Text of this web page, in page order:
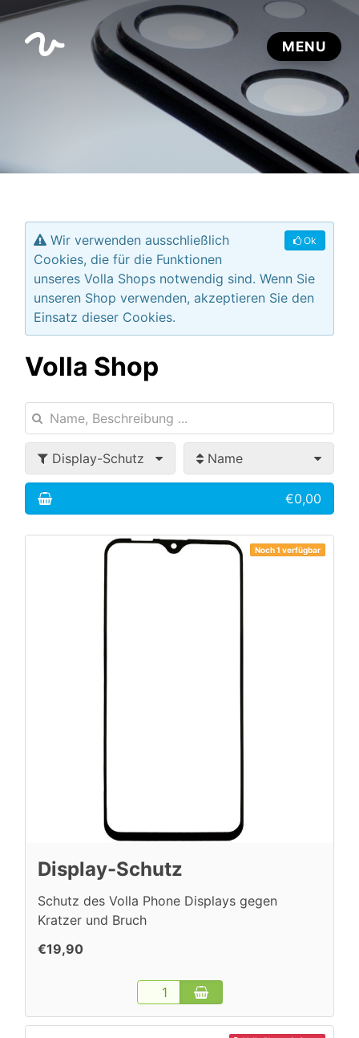
Ok
Wir verwenden ausschließlich
Cookies, die für die Funktionen
unseres Volla Shops notwendig sind. Wenn Sie
unseren Shop verwenden, akzeptieren Sie den
Einsatz dieser Cookies.
Volla Shop
Display-Schutz Name
€0,00
Noch 1 verfügbar
Display-Schutz
Schutz des Volla Phone Displays gegen
Kratzer und Bruch
€19,90